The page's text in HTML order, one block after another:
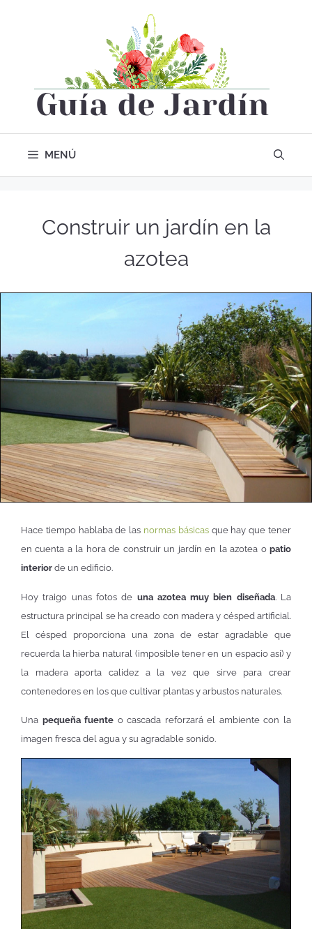
MENÚ
Construir un jardín en la
azotea
Hace tiempo hablaba de las normas básicasque hay que tener
en cuenta a la hora de construir un jardín en la azotea o patio
interior de un edificio.
Hoy traigo unas fotos de una azotea muy bien diseñada. La
estructura principal se ha creado con madera y césped artificial.
El césped proporciona una zona de estar agradable que
recuerda la hierba natural (imposible tener en un espacio así) y
la madera aporta calidez a la vez que sirve para crear
contenedores en los que cultivar plantas y arbustos naturales.
Una pequeña fuente o cascada reforzará el ambiente con la
imagen fresca del agua y su agradable sonido.